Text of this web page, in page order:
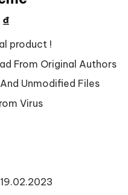
₫Giá
hiện
tại
là:
50,000 ₫.
product !
From Original Authors
Unmodified Files
Virus
19.02.2023